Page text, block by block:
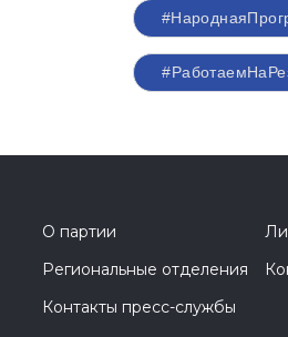
О партии
Региональные отделения
Контакты пресс-службы